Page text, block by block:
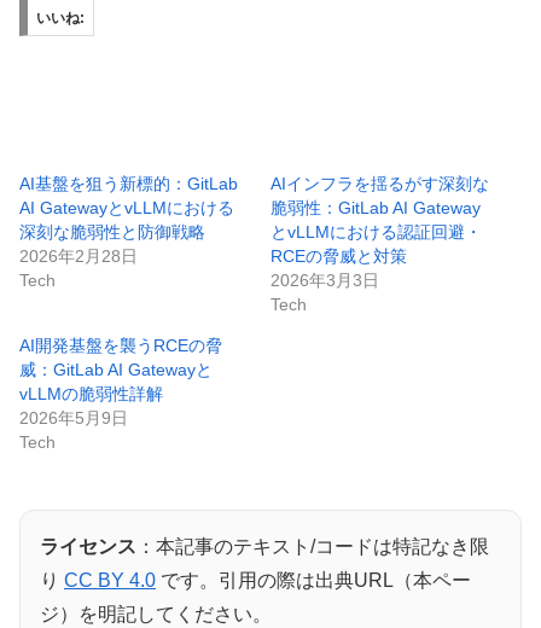
いいね:
AI基盤を狙う新標的：GitLab
AI GatewayとvLLMにおける
深刻な脆弱性と防御戦略
2026年2月28日
Tech
AIインフラを揺るがす深刻な
脆弱性：GitLab AI Gateway
とvLLMにおける認証回避・
RCEの脅威と対策
2026年3月3日
Tech
AI開発基盤を襲うRCEの脅
威：GitLab AI Gatewayと
vLLMの脆弱性詳解
2026年5月9日
Tech
ライセンス ：本記事のテキスト/コードは特記なき限
り CC BY 4.0 です。引用の際は出典URL（本ペー
ジ）を明記してください。